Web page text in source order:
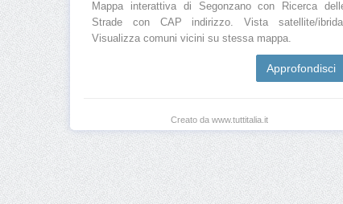
Mappa interattiva di Segonzano con Ricerca
Strade con CAP indirizzo. Vista satellite/
Visualizza comuni vicini su stessa mappa.
Approfondisci
Creato da www.tuttitalia.it